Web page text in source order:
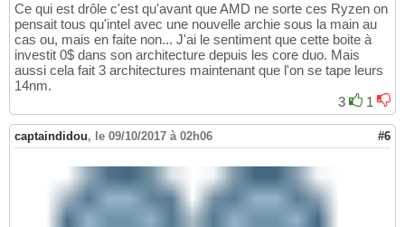
Ce qui est drôle c'est qu'avant que AMD ne sorte ces Ryzen on
pensait tous qu'intel avec une nouvelle archie sous la main au
cas ou, mais en faite non... J'ai le sentiment que cette boite à
investit 0$ dans son architecture depuis les core duo. Mais
aussi cela fait 3 architectures maintenant que l'on se tape leurs
14nm.
3
1
captaindidou, le 09/10/2017 à 02h06 #6